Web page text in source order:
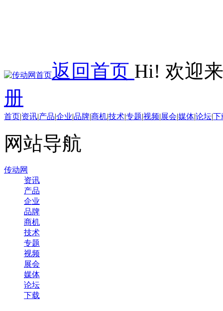
返回首页 Hi! 欢迎
册
首页|资讯|产品|企业|品牌|商机|技术|专题|视频|展会|媒体|论坛|下
网站导航
传动网
资讯
产品
企业
品牌
商机
技术
专题
视频
展会
媒体
论坛
下载